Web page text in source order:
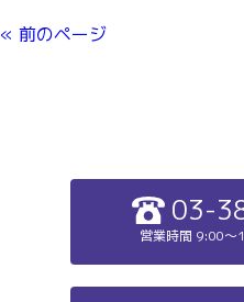
« 前のページ
03-
営業時間 9:00～